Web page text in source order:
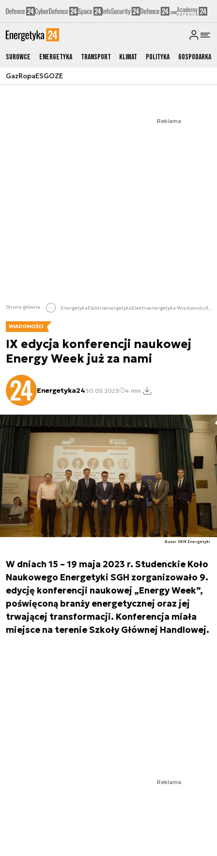
Surowce Energetyka Transport Klimat Polityka Gospodarka
GazRopaESGOZE
Reklama
Strona główna EnergetykaElektroenergetykaElektroenergetyka Wiadomości
WIADOMOŚCI
IX edycja konferencji naukowej
Energy Week już za nami
Energetyka2430.05.2023 4 min.
Autor. SKN Energetyki
W dniach 15 – 19 maja 2023 r. Studenckie Koło
Naukowego Energetyki SGH zorganizowało 9.
edycję konferencji naukowej „Energy Week”,
poświęconą branży energetycznej oraz jej
trwającej transformacji. Konferencja miała
miejsce na terenie Szkoły Głównej Handlowej.
Reklama